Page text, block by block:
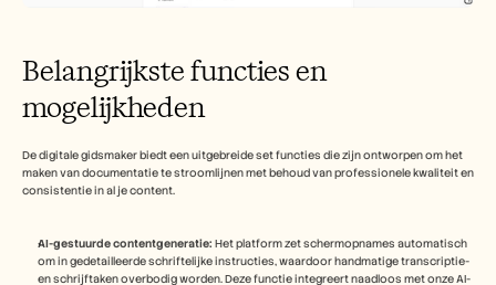
Belangrijkste functies en
mogelijkheden
De digitale gidsmaker biedt een uitgebreide set functies die zijn ontworpen om het
maken van documentatie te stroomlijnen met behoud van professionele kwaliteit en
consistentie in al je content.
AI-gestuurde contentgeneratie: Het platform zet schermopnames automatisch
om in gedetailleerde schriftelijke instructies, waardoor handmatige transcriptie-
en schrijftaken overbodig worden. Deze functie integreert naadloos met onze AI-